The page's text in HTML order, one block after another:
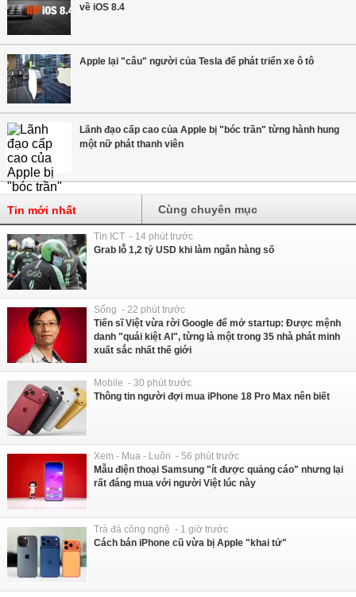
về iOS 8.4
Apple lại "câu" người của Tesla để phát triển xe ô tô
Lãnh đạo cấp cao của Apple bị "bóc trần" từng hành hung
một nữ phát thanh viên
Tin mới nhất Cùng chuyên mục
Tin ICT - 14 phút trước
Grab lỗ 1,2 tỷ USD khi làm ngân hàng số
Sống - 22 phút trước
Tiến sĩ Việt vừa rời Google để mở startup: Được mệnh
danh "quái kiệt AI", từng là một trong 35 nhà phát minh
xuất sắc nhất thế giới
Mobile - 30 phút trước
Thông tin người đợi mua iPhone 18 Pro Max nên biết
Xem - Mua - Luôn - 56 phút trước
Mẫu điện thoại Samsung "ít được quảng cáo" nhưng lại
rất đáng mua với người Việt lúc này
Trà đá công nghệ - 1 giờ trước
Cách bán iPhone cũ vừa bị Apple "khai tử"